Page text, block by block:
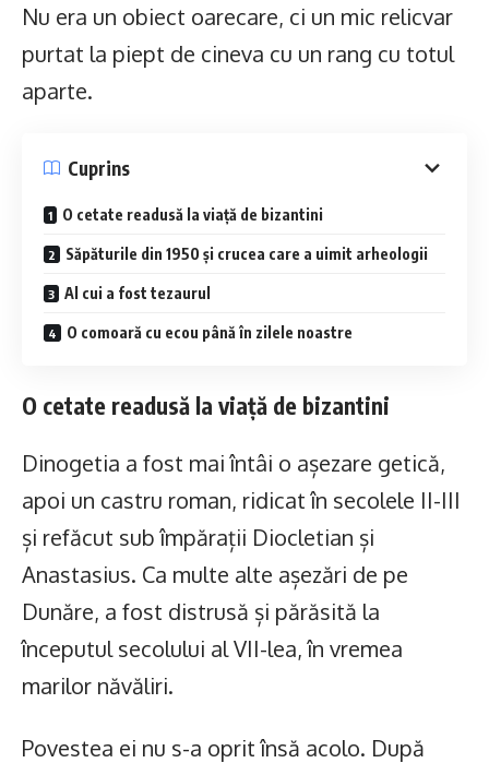
Nu era un obiect oarecare, ci un mic relicvar
purtat la piept de cineva cu un rang cu totul
aparte.
Cuprins
O cetate readusă la viață de bizantini
Săpăturile din 1950 și crucea care a uimit arheologii
Al cui a fost tezaurul
O comoară cu ecou până în zilele noastre
O cetate readusă la viață de bizantini
Dinogetia a fost mai întâi o așezare getică,
apoi un castru roman, ridicat în secolele II-III
și refăcut sub împărații Diocletian și
Anastasius. Ca multe alte așezări de pe
Dunăre, a fost distrusă și părăsită la
începutul secolului al VII-lea, în vremea
marilor năvăliri.
Povestea ei nu s-a oprit însă acolo. După